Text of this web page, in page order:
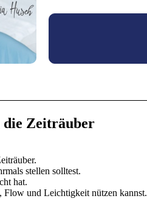
die Zeiträuber
stellen solltest.
hat.
Flow und Leichtigkeit nützen kannst.